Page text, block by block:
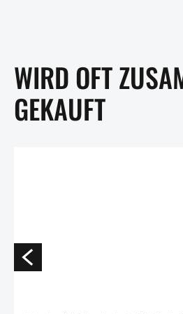
WIRD OFT
GEKAUFT